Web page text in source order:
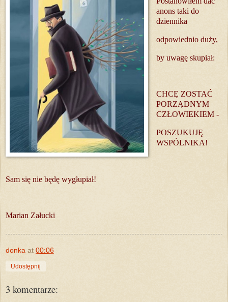
anons taki do
dziennika
odpowiednio duży,
by uwagę skupiał:
CHCĘ ZOSTAĆ
PORZĄDNYM
CZŁOWIEKIEM -
POSZUKUJĘ
WSPÓLNIKA!
Sam się nie będę wygłupiał!
Marian Załucki
donka at 00:06
Udostępnij
3 komentarze: